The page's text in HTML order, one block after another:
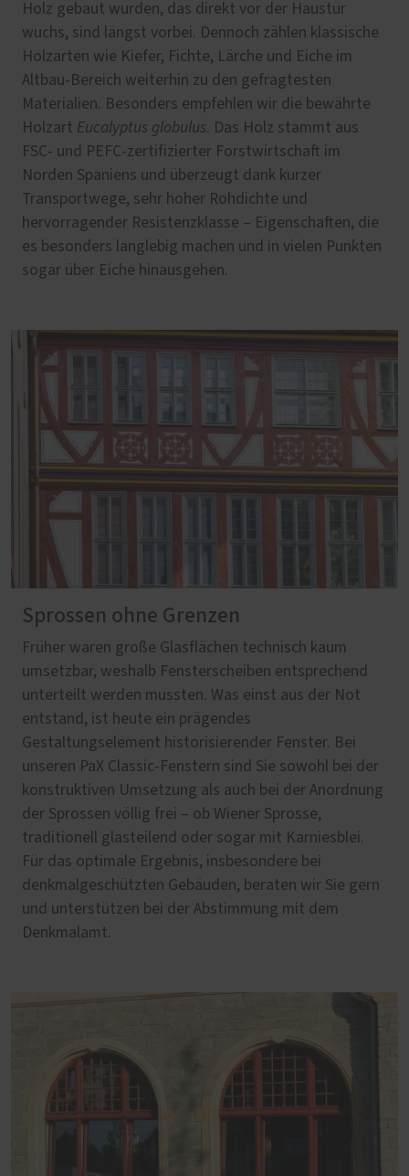
Holz gebaut wurden, das direkt vor der Haustür
wuchs, sind längst vorbei. Dennoch zählen klassische
Holzarten wie Kiefer, Fichte, Lärche und Eiche im
Altbau-Bereich weiterhin zu den gefragtesten
Materialien. Besonders empfehlen wir die bewährte
Holzart Eucalyptus globulus. Das Holz stammt aus
FSC- und PEFC-zertifizierter Forstwirtschaft im
Norden Spaniens und überzeugt dank kurzer
Transportwege, sehr hoher Rohdichte und
hervorragender Resistenzklasse – Eigenschaften, die
es besonders langlebig machen und in vielen Punkten
sogar über Eiche hinausgehen.
Sprossen ohne Grenzen
Früher waren große Glasflächen technisch kaum
umsetzbar, weshalb Fensterscheiben entsprechend
unterteilt werden mussten. Was einst aus der Not
entstand, ist heute ein prägendes
Gestaltungselement historisierender Fenster. Bei
unseren PaX Classic-Fenstern sind Sie sowohl bei der
konstruktiven Umsetzung als auch bei der Anordnung
der Sprossen völlig frei – ob Wiener Sprosse,
traditionell glasteilend oder sogar mit Karniesblei.
Für das optimale Ergebnis, insbesondere bei
denkmalgeschützten Gebäuden, beraten wir Sie gern
und unterstützen bei der Abstimmung mit dem
Denkmalamt.